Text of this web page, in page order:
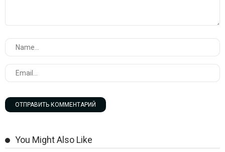
You Might Also Like